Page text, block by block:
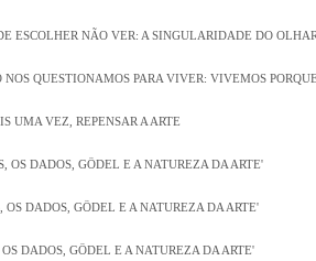
ESCOLHER NÃO VER: A SINGULARIDADE DO
NOS QUESTIONAMOS PARA VIVER: VIVEMOS
UMA VEZ, REPENSAR A ARTE
OS DADOS, GÖDEL E A NATUREZA DA ARTE'
OS DADOS, GÖDEL E A NATUREZA DA ARTE'
DADOS, GÖDEL E A NATUREZA DA ARTE'